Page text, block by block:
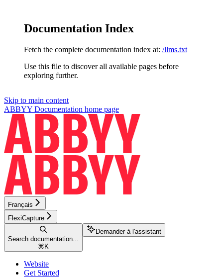
Documentation Index
Fetch the complete documentation index at: /llms.txt
Use this file to discover all available pages before
exploring further.
Skip to main content
ABBYY Documentation home page
Français
FlexiCapture
Search documentation...
⌘ K
Demander à l'assistant
Website
Get Started